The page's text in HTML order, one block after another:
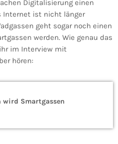
Digitalisierung einen
Internet ist nicht länger
geht sogar noch einen
werden. Wie genau das
im Interview mit
hören:
wird Smartgassen